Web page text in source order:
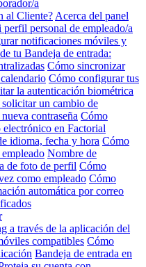
a
al Cliente? Acerca del panel
personal de empleado/a
notificaciones móviles y
tu Bandeja de entrada:
Cómo sincronizar
Cómo configurar tus
la autenticación biométrica
un cambio de
contraseña Cómo
en Factorial
idioma, fecha y hora Cómo
Nombre de
de foto de perfil Cómo
como empleado Cómo
automática por correo
a través de la aplicación del
compatibles Cómo
Bandeja de entrada en